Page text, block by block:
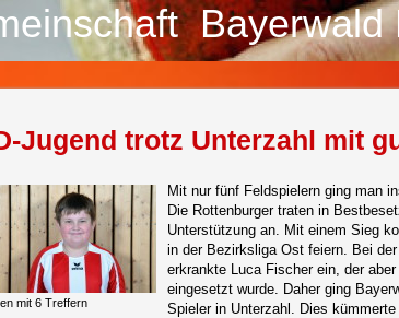
Bayerwald
Jugend trotz Unterzahl mit
mit 6 Treffern
Mit nur fünf Feldspielern ging man
Die Rottenburger traten in
Unterstützung an. Mit einem Sieg
in der Bezirksliga Ost feiern. Bei
erkrankte Luca Fischer ein, der
eingesetzt wurde. Daher ging
Spieler in Unterzahl. Dies